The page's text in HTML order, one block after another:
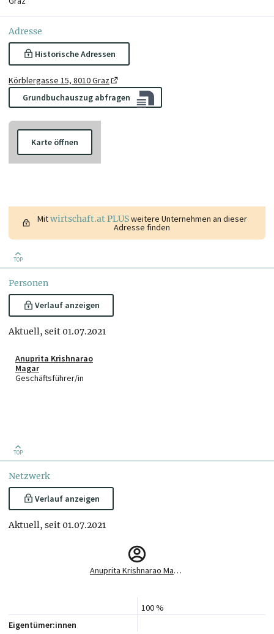
Adresse
Historische Adressen
Körblergasse 15, 8010 Graz
Grundbuchauszug abfragen
Karte öffnen
Mitwirtschaft.at PLUSweitere Unternehmen an dieser
Adresse finden
TOP
Personen
Verlauf anzeigen
Aktuell, seit 01.07.2021
Anuprita Krishnarao
Magar
Geschäftsführer/in
TOP
Netzwerk
Verlauf anzeigen
Aktuell, seit 01.07.2021
Anuprita Krishnarao Magar
100 %
Eigentümer:innen